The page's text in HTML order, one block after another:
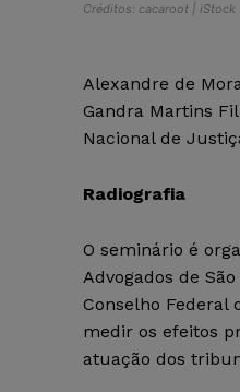
Créditos: cacaroot | iStock
Alexandre de
Gandra Martins
Nacional de
Radiografia
O seminário é
Advogados de
Conselho Federal
medir os efeitos
atuação dos